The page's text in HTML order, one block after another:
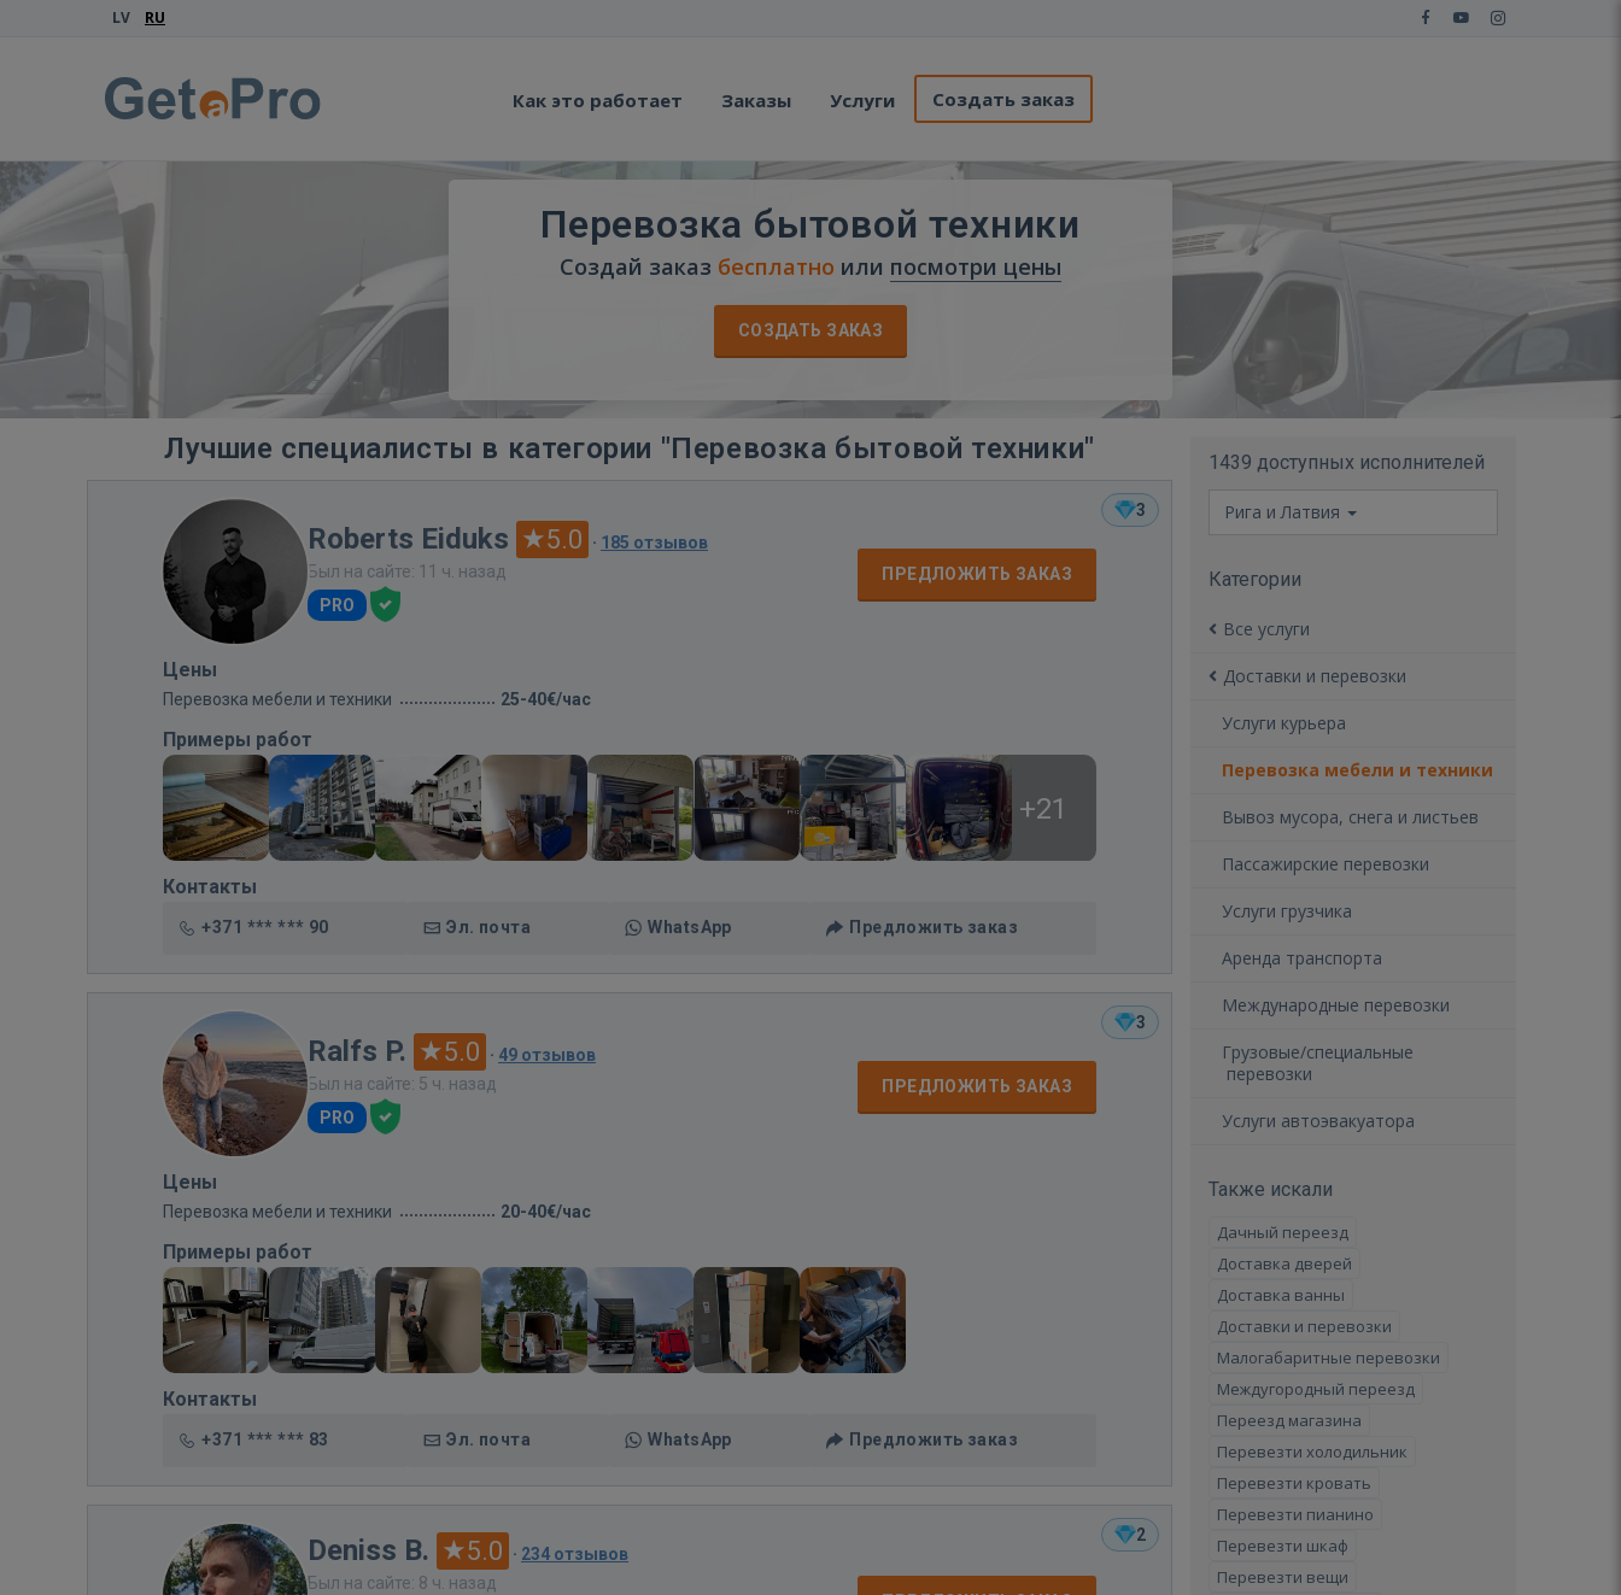
LV RU
Как это работает Заказы Услуги Создать заказ
Перевозка бытовой техники
Создай заказ бесплатно или посмотри цены
СОЗДАТЬ ЗАКАЗ
Лучшие специалисты в категории "Перевозка бытовой техники"
3
Roberts Eiduks 5.0 · 185 отзывов
Был на сайте: 11 ч. назад
PRO
ПРЕДЛОЖИТЬ ЗАКАЗ
Цены
Перевозка мебели и техники 25-40€/час
Примеры работ
+21
Контакты
+371 *** *** 90 Эл. почта WhatsApp Предложить заказ
3
Ralfs P. 5.0 · 49 отзывов
Был на сайте: 5 ч. назад
PRO
ПРЕДЛОЖИТЬ ЗАКАЗ
Цены
Перевозка мебели и техники 20-40€/час
Примеры работ
Контакты
+371 *** *** 83 Эл. почта WhatsApp Предложить заказ
2
Deniss B. 5.0 · 234 отзывов
Был на сайте: 8 ч. назад
1439 доступных исполнителей
Рига и Латвия
Категории
Все услуги
Доставки и перевозки
Услуги курьера
Перевозка мебели и техники
Вывоз мусора, снега и листьев
Пассажирские перевозки
Услуги грузчика
Аренда транспорта
Международные перевозки
Грузовые/специальные
перевозки
Услуги автоэвакуатора
Также искали
Дачный переезд
Доставка дверей
Доставка ванны
Доставки и перевозки
Малогабаритные перевозки
Междугородный переезд
Переезд магазина
Перевезти холодильник
Перевезти кровать
Перевезти пианино
Перевезти шкаф
Перевезти вещи